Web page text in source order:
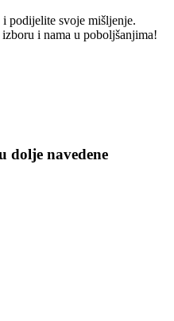
podijelite svoje mišljenje.
i nama u poboljšanjima!
dolje navedene